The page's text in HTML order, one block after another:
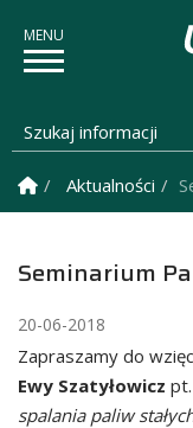
Szukaj informacji
Strona Główna
Aktualności
Seminarium
20-06-2018
Zapraszamy do
Ewy Szatyłowicz
spalania paliw